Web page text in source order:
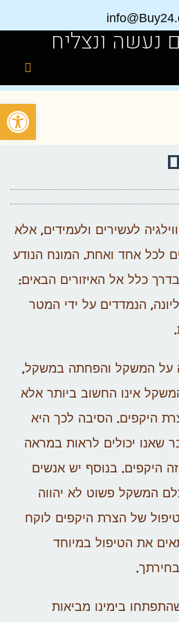
ונצליח
לעשירים ולעמידים, אלא
לכל אחד ואחת. המונח הנודע
כלל אל האיזורים הבאים:
הנמדדים על ידי המטר
על המשקל והפחתה במשקל,
אינו החשוב ביותר אלא
היקפים. הסיבה לכך היא
שאנו יכולים לראות במראה
היקפים. בנוסף יש אנשים
המשקל פשוט לא יהווה
של הצרת היקפים לוקח
את הטיפול במיוחד
בימינו מביאות